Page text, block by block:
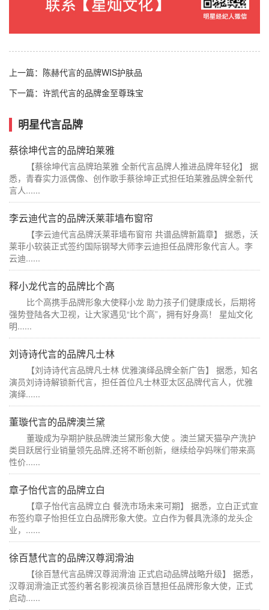
上一篇： 陈赫代言的品牌WIS护肤品
下一篇： 许凯代言的品牌金至尊珠宝
明星代言品牌
蔡徐坤代言的品牌珀莱雅
【蔡徐坤代言品牌珀莱雅 全新代言品牌人推进品牌年轻化】 据
悉，青春实力派偶像、创作歌手蔡徐坤正式担任珀莱雅品牌全新代
言人......
李云迪代言的品牌沃莱菲墙布窗帘
【李云迪代言品牌沃莱菲墙布窗帘 共谱品牌新篇章】 据悉，沃
莱菲小软装正式签约国际钢琴大师李云迪担任品牌形象代言人。李
云迪......
释小龙代言的品牌比个高
比个高携手品牌形象大使释小龙 助力孩子们健康成长，后期将
强势登陆各大卫视，让大家遇见“比个高”，拥有好身高！ 星灿文化
明......
刘诗诗代言的品牌凡士林
【刘诗诗代言品牌凡士林 优雅演绎品牌全新广告】 据悉，知名
演员刘诗诗解锁新代言，担任首位凡士林亚太区品牌代言人，优雅
演绎......
董璇代言的品牌澳兰黛
董璇成为孕期护肤品牌澳兰黛形象大使 。澳兰黛天猫孕产洗护
类目跃居行业销量领先品牌,还将不断创新，继续给孕妈咪们带来高
性价......
章子怡代言的品牌立白
【章子怡代言品牌立白 餐洗市场未来可期】 据悉，立白正式宣
布签约章子怡担任立白品牌形象大使。立白作为餐具洗涤的龙头企
业，......
徐百慧代言的品牌汉尊润滑油
【徐百慧代言品牌汉尊润滑油 正式启动品牌战略升级】 据悉，
汉尊润滑油正式签约著名影视演员徐百慧担任品牌形象大使，正式
启动......